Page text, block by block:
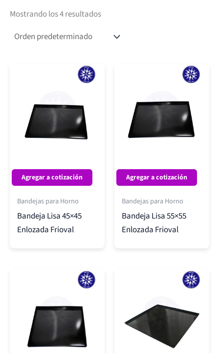
Mostrando los 4 resultados
Agregar a cotización
Bandejas para Horno
Bandeja Lisa 45×45
Enlozada Frioval
Agregar a cotización
Bandejas para Horno
Bandeja Lisa 55×55
Enlozada Frioval